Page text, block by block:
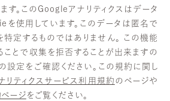
す。このGoogleアナリティクスはデータ
使用しています。このデータは匿名で
特定するものではありません。 この機能
とで収集を拒否することが出来ますの
設定をご確認ください。この規約に関し
リティクスサービス利用規約 のページや
ージ をご覧ください。